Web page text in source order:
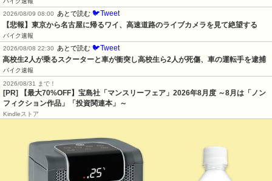
2026/08/09 08:00
あとで読む 🐦Tweet
【悲報】東京から名古屋に帰るワイ、高速道路のライブカメラを見て絶望する
バイク速報
2026/08/08 22:30
あとで読む 🐦Tweet
高校生2人が乗るスクーターと車が衝突し高校生ら2人が死傷、車の運転手を逮捕
バイク速報
2026/08/31 まで！
[PR] 【最大70%OFF】宝島社「マンスリーフェア」2026年8月度 ～8月は「ノン
フィクション作品」「投資関連本」～
Kindleストア